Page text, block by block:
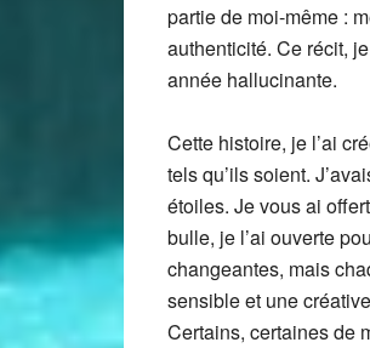
partie de moi-même :
authenticité. Ce récit,
année hallucinante.
Cette histoire, je l’ai
tels qu’ils soient.
étoiles. Je vous ai
bulle, je l’ai ouverte
changeantes, mais
sensible et une
Certains, certaines de